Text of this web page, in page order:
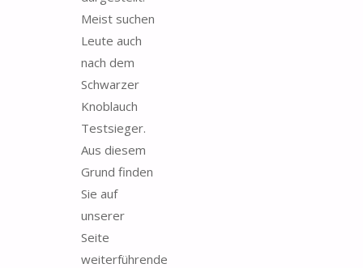
Meist suchen
Leute auch
nach dem
Schwarzer
Knoblauch
Testsieger.
Aus diesem
Grund finden
Sie auf
unserer
Seite
weiterführende